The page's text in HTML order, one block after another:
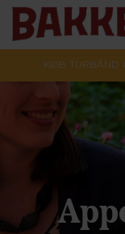
KØB TURBÅND